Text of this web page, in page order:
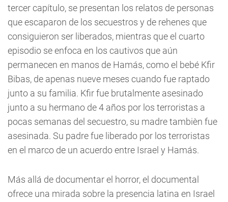
tercer capítulo, se presentan los relatos de personas
que escaparon de los secuestros y de rehenes que
consiguieron ser liberados, mientras que el cuarto
episodio se enfoca en los cautivos que aún
permanecen en manos de Hamás, como el bebé Kfir
Bibas, de apenas nueve meses cuando fue raptado
junto a su familia. Kfir fue brutalmente asesinado
junto a su hermano de 4 años por los terroristas a
pocas semanas del secuestro, su madre tambièn fue
asesinada. Su padre fue liberado por los terroristas
en el marco de un acuerdo entre Israel y Hamás.
Más allá de documentar el horror, el documental
ofrece una mirada sobre la presencia latina en Israel